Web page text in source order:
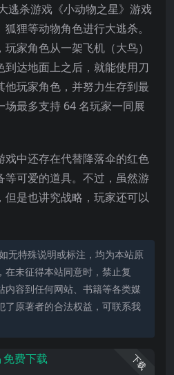
逃杀游戏《小动物之星》游戏
狸等动物角色进行大逃杀。
家角色从一架飞机（大鸟）
达地面上之后，就能使用刀
玩家角色，并努力生存到最
最多支持 64 名玩家一同展
戏中还存在代替降落伞的红色
等可爱的道具。不过，虽然游
但是也讲究战略，玩家还可以
无特殊说明或标注，均为本站原
在未征得本站同意时，禁止复
内容到任何网站、书籍等各类媒
了原著者的合法权益，可联系我
下载
免费下载